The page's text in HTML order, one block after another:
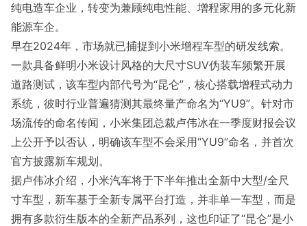
纯电造车企业，转变为兼顾纯电性能、增程家用的多元化新
能源车企。
早在2024年，市场就已捕捉到小米增程车型的研发线索。
一款具备鲜明小米设计风格的大尺寸SUV伪装车频繁开展
道路测试，该车型内部代号为“昆仑”，核心搭载增程式动力
系统，彼时行业普遍猜测其最终量产命名为“YU9”。针对市
场流传的命名传闻，小米集团总裁卢伟冰在一季度财报会议
上公开予以否认，明确该车型不会采用“YU9”命名，并首次
官方披露新车规划。
据卢伟冰介绍，小米汽车将于下半年推出全新中大型/全尺
寸车型，新车基于全新专属平台打造，并非单一车型，而是
拥有多款衍生版本的全新产品系列，这也印证了“昆仑”是小